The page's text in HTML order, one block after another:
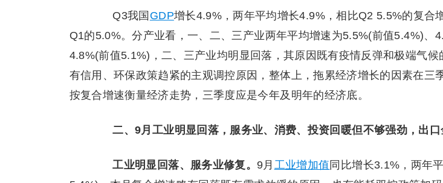
Q3我国 GDP增长4.9%，两年平均增长4.9%，相比Q2 5.5%的复合
Q1的5.0%。分产业看，一、二、三产业两年平均增速为5.5%(前值5.4%)、
4.8%(前值5.1%)，二、三产业均明显回落，其原因既有疫情反弹和极端气候
有信用、环保政策趋紧的主观调控原因，整体上，拖累经济增长的因素在三
按复合增速衡量经济走势，三季度应是今年及明年的经济底。
二、9月工业明显回落，服务业、消费、投资回暖但不够强劲，出
工业明显回落、服务业修复。 9月 工业增加值 同比增长3.1%，两年